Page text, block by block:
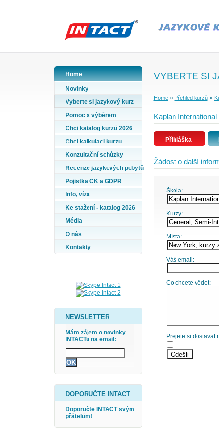
Home
Novinky
Vyberte si jazykový kurz
Pomoc s výběrem
Chci katalog kurzů 2026
Chci kalkulaci kurzu
Konzultační schůzky
Recenze jazykových pobytů
Pojistka CK a GDPR
Info, víza
Ke stažení - katalog 2026
Média
O nás
Kontakty
NEWSLETTER
Mám zájem o novinky
INTACTu na email:
DOPORUČTE INTACT
Doporučte INTACT svým
přátelům!
VYBERTE SI
Home» Přehled kurzů»
Kaplan
Přihláška
Žádost o další
Škola:
Kurzy:
Místa:
Váš email:
Co chcete vědet:
Přejete si dostávat